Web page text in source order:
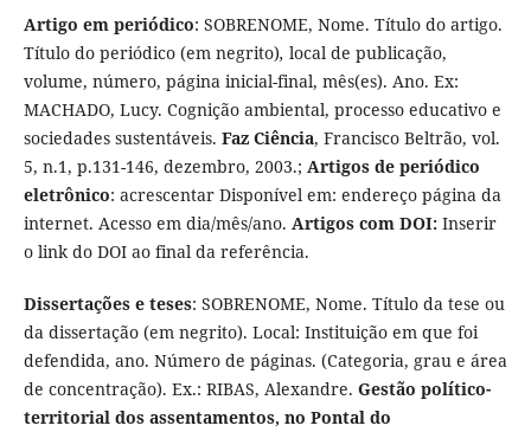
Artigo em periódico: SOBRENOME, Nome. Título do artigo.
Título do periódico (em negrito), local de publicação,
volume, número, página inicial-final, mês(es). Ano. Ex:
MACHADO, Lucy. Cognição ambiental, processo educativo e
sociedades sustentáveis. Faz Ciência, Francisco Beltrão, vol.
5, n.1, p.131-146, dezembro, 2003.; Artigos de periódico
eletrônico: acrescentar Disponível em: endereço página da
internet. Acesso em dia/mês/ano. Artigos com DOI:Inserir
o link do DOI ao final da referência.
Dissertações e teses: SOBRENOME, Nome. Título da tese ou
da dissertação (em negrito). Local: Instituição em que foi
defendida, ano. Número de páginas. (Categoria, grau e área
de concentração). Ex.: RIBAS, Alexandre. Gestão político-
territorial dos assentamentos, no Pontal do